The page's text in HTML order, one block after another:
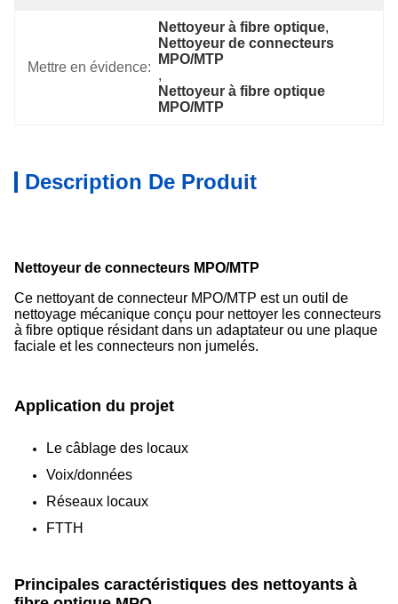
Mettre en évidence:
Nettoyeur à fibre optique,
Nettoyeur de connecteurs
MPO/MTP
,
Nettoyeur à fibre optique
MPO/MTP
Description De Produit
Nettoyeur de connecteurs MPO/MTP
Ce nettoyant de connecteur MPO/MTP est un outil de
nettoyage mécanique conçu pour nettoyer les connecteurs
à fibre optique résidant dans un adaptateur ou une plaque
faciale et les connecteurs non jumelés.
Application du projet
Le câblage des locaux
Voix/données
Réseaux locaux
FTTH
Principales caractéristiques des nettoyants à